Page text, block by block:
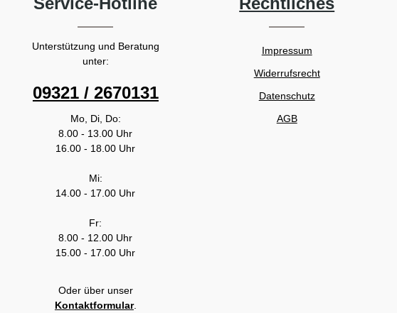
Unterstützung und Beratung
unter:
09321 / 2670131
Mo, Di, Do:
8.00 - 13.00 Uhr
16.00 - 18.00 Uhr
Mi:
14.00 - 17.00 Uhr
Fr:
8.00 - 12.00 Uhr
15.00 - 17.00 Uhr
Oder über unser
Kontaktformular.
Impressum
Widerrufsrecht
Datenschutz
AGB